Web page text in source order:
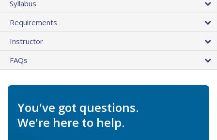
Syllabus
Requirements
Instructor
FAQs
You've got questions.
We're here to help.